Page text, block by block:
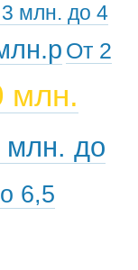
млн. до 4
От 2
млн.
млн. до
6,5